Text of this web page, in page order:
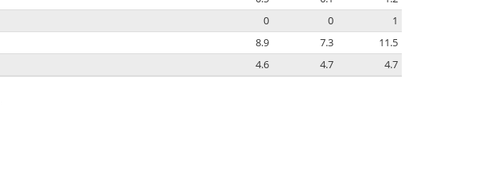
0 0
1
8.9 7.3
11.5
4.6 4.7 4.7